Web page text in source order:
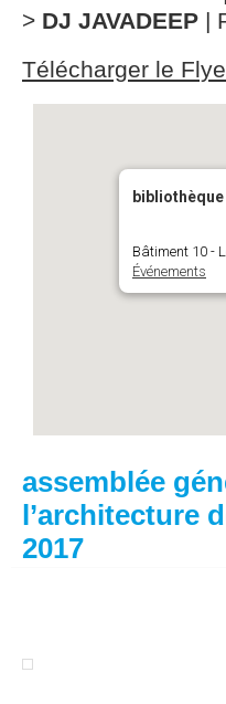
> DJ JAVADEEP |
Télécharger le
Bâtiment 10 -
Événements
assemblée
l’architecture
2017